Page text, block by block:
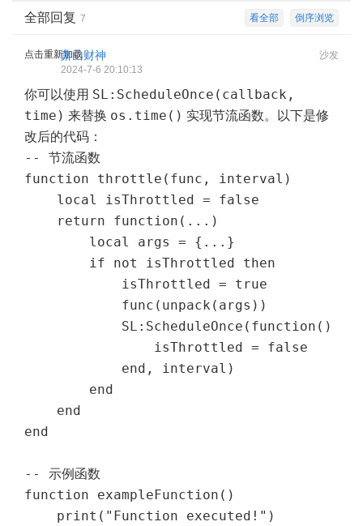
倒序浏览
看全部
全部回复 7
点击重新加载 沙发
萧山财神
2024-7-6 20:10:13
你可以使用 SL:ScheduleOnce(callback,
time) 来替换 os.time() 实现节流函数。以下是修
改后的代码：
-- 节流函数
function throttle(func, interval)
    local isThrottled = false
    return function(...)
        local args = {...}
        if not isThrottled then
            isThrottled = true
            func(unpack(args))
            SL:ScheduleOnce(function()
                isThrottled = false
            end, interval)
        end
    end
end
-- 示例函数
function exampleFunction()
    print("Function executed!")